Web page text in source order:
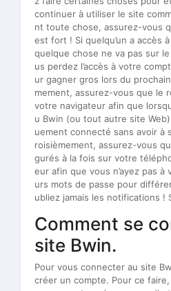
continuer à utiliser le site
nt toute chose, assurez-vous
est fort ! Si quelqu’un a accès
quelque chose ne va pas sur
us perdez l’accès à votre
ur gagner gros lors du
mement, assurez-vous que le
votre navigateur afin que
u Bwin (ou tout autre site
uement connecté sans avoir à
roisièmement, assurez-vous
gurés à la fois sur votre
eur afin que vous n’ayez pas
urs mots de passe pour
ubliez jamais les notifications !
Comment se
site Bwin.
Pour vous connecter au site
créer un compte. Pour ce